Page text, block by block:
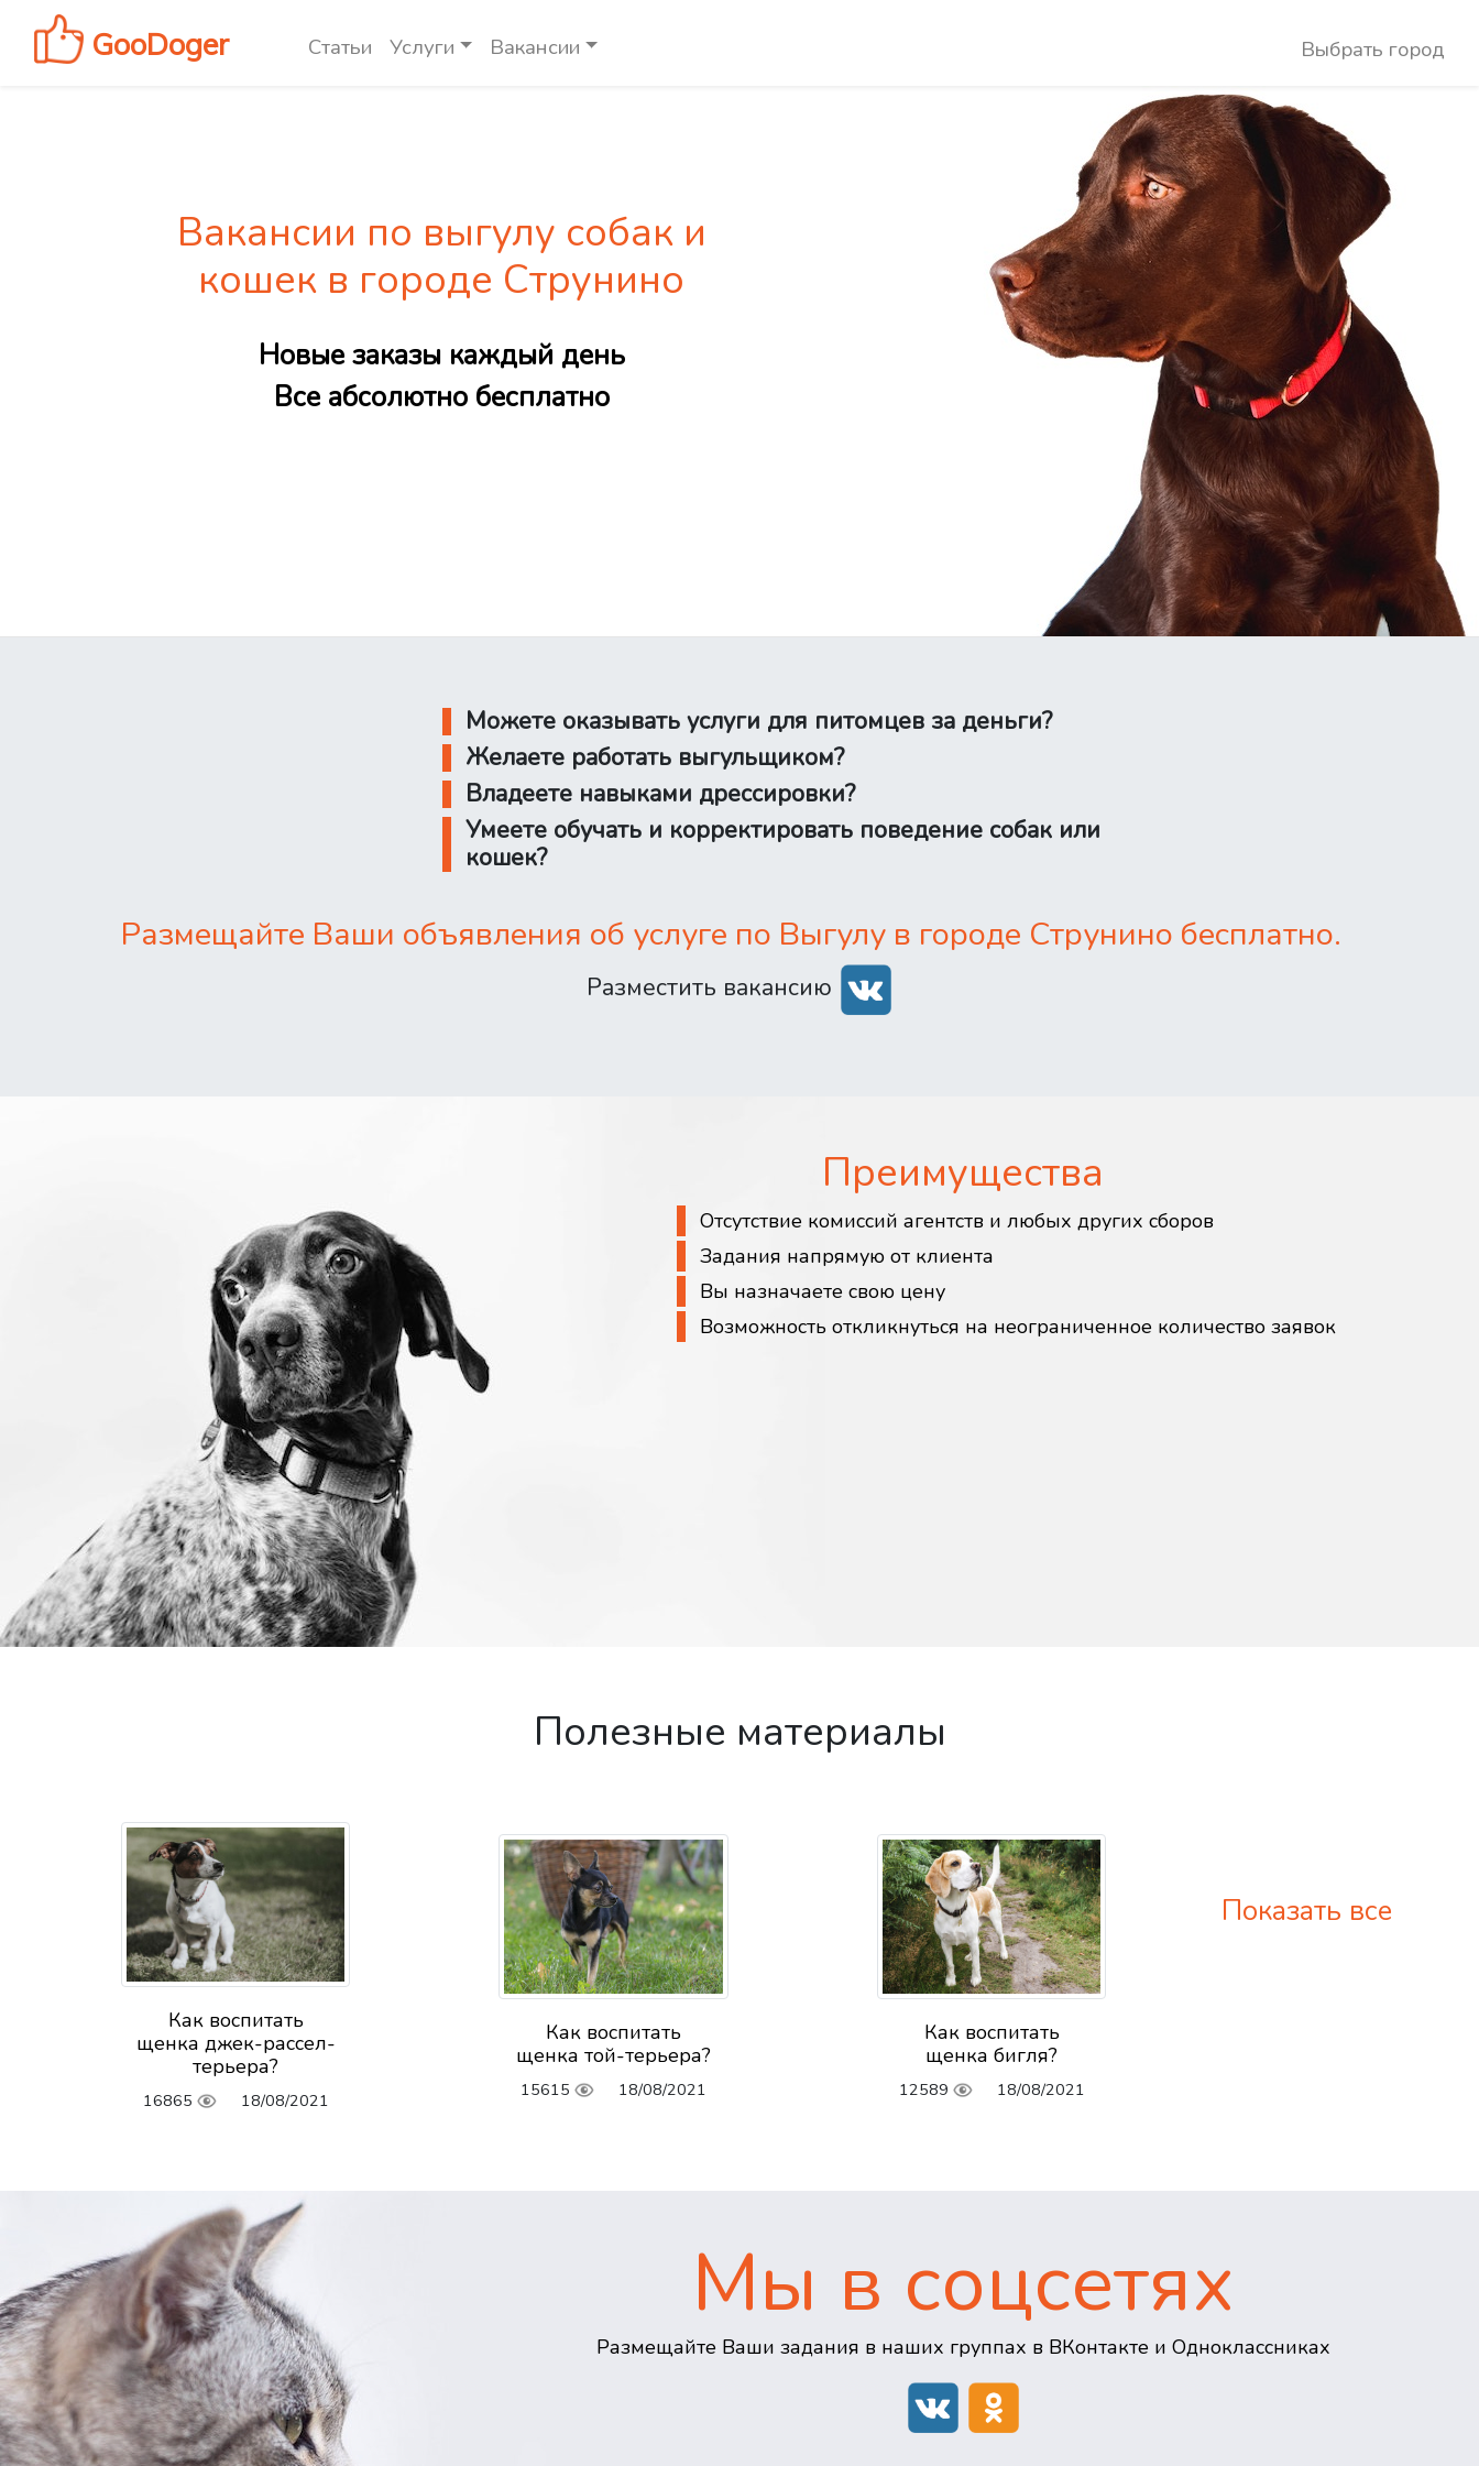
GooDoger Статьи Услуги Вакансии Выбрать город
Вакансии по выгулу собак и
кошек в городе Струнино
Новые заказы каждый день
Все абсолютно бесплатно
Можете оказывать услуги для питомцев за деньги?
Желаете работать выгульщиком?
Владеете навыками дрессировки?
Умеете обучать и корректировать поведение собак или
кошек?
Размещайте Ваши объявления об услуге по Выгулу в городе Струнино бесплатно.
Разместить вакансию
Преимущества
Отсутствие комиссий агентств и любых других сборов
Задания напрямую от клиента
Вы назначаете свою цену
Возможность откликнуться на неограниченное количество заявок
Полезные материалы
Как воспитать
щенка джек-рассел-
терьера?
16865 18/08/2021
Как воспитать
щенка той-терьера?
15615 18/08/2021
Как воспитать
щенка бигля?
12589 18/08/2021
Показать все
Мы в соцсетях
Размещайте Ваши задания в наших группах в ВКонтакте и Одноклассниках